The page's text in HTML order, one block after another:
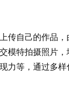
传自己的作品，
模特拍摄照片，
力等，通过多样